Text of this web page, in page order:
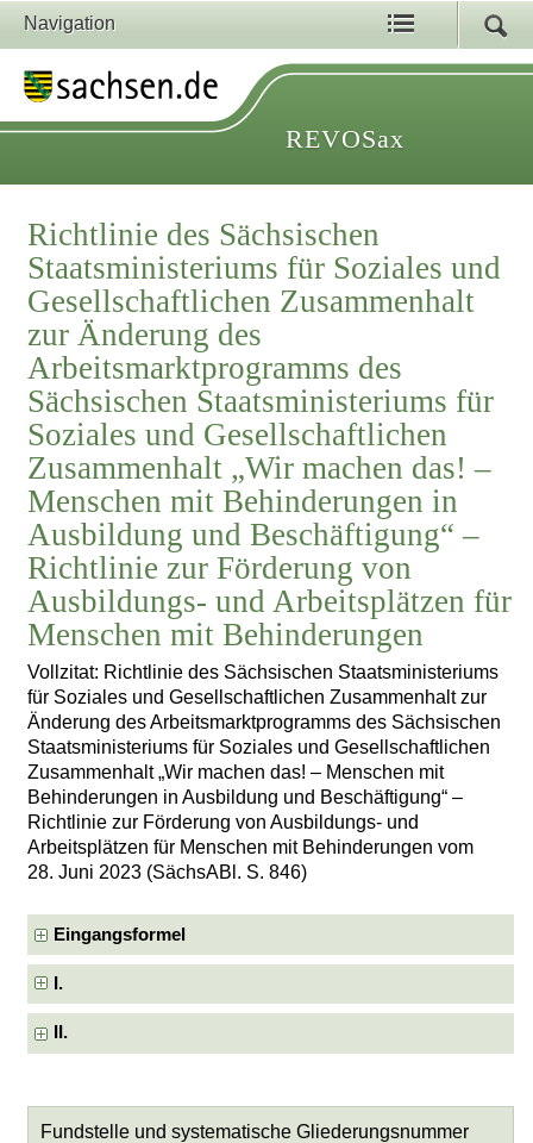
Navigation
REVOSax
Richtlinie des Sächsischen
Staatsministeriums für Soziales und
Gesellschaftlichen Zusammenhalt
zur Änderung des
Arbeitsmarktprogramms des
Sächsischen Staatsministeriums für
Soziales und Gesellschaftlichen
Zusammenhalt „Wir machen das! –
Menschen mit Behinderungen in
Ausbildung und Beschäftigung“ –
Richtlinie zur Förderung von
Ausbildungs- und Arbeitsplätzen für
Menschen mit Behinderungen
Vollzitat: Richtlinie des Sächsischen Staatsministeriums
für Soziales und Gesellschaftlichen Zusammenhalt zur
Änderung des Arbeitsmarktprogramms des Sächsischen
Staatsministeriums für Soziales und Gesellschaftlichen
Zusammenhalt „Wir machen das! – Menschen mit
Behinderungen in Ausbildung und Beschäftigung“ –
Richtlinie zur Förderung von Ausbildungs- und
Arbeitsplätzen für Menschen mit Behinderungen vom
28. Juni 2023 (SächsABl. S. 846)
Eingangsformel
I.
II.
Fundstelle und systematische Gliederungsnummer